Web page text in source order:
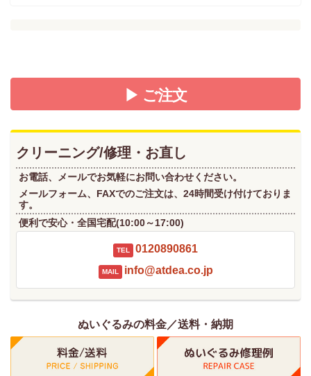
▶ ご注文
クリーニング/修理・お直し
お電話、メールでお気軽にお問い合わせください。
メールフォーム、FAXでのご注文は、24時間受け付けておりま
す。
便利で安心・全国宅配(10:00～17:00)
TEL 0120890861
MAIL info@atdea.co.jp
ぬいぐるみの料金／送料・納期